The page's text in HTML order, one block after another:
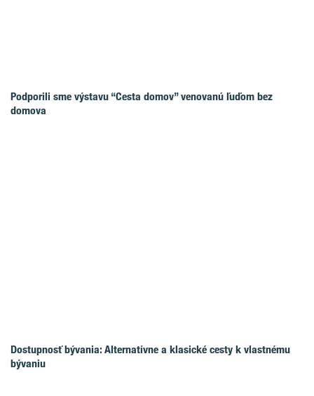
Podporili sme výstavu “Cesta domov” venovanú ľuďom bez
domova
Dostupnosť bývania: Alternatívne a klasické cesty k vlastnému
bývaniu